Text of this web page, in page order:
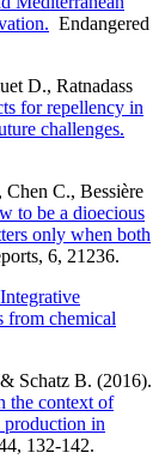
Endangered
D., Ratnadass
for repellency in
challenges.
C., Bessière
to be a dioecious
only when both
6, 21236.
Integrative
from chemical
Schatz B. (2016).
the context of
production in
132-142.